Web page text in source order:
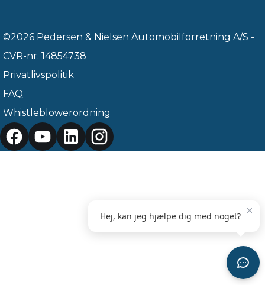
©2026 Pedersen & Nielsen Automobilforretning A/S -
CVR-nr. 14854738
Privatlivspolitik
FAQ
Whistleblowerordning